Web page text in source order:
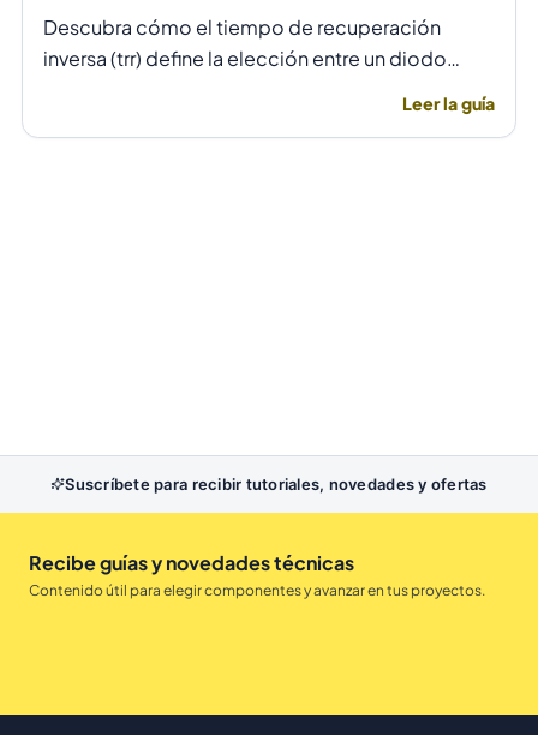
Descubra cómo el tiempo de recuperación
inversa (trr) define la elección entre un diodo
Leer la guía
Suscríbete para recibir tutoriales, novedades y ofertas
Recibe guías y novedades técnicas
Contenido útil para elegir componentes y avanzar en tus proyectos.